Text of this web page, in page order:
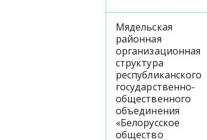
Мядельская
районная
организационная
структура
республиканского
государственно-
общественного
объединения
«Белорусское
общество